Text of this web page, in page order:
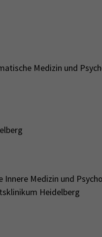
Medizin und
Medizin und
Heidelberg